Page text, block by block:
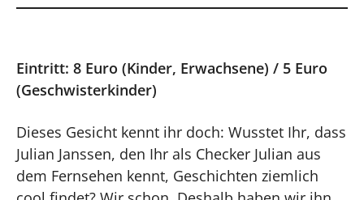
Eintritt: 8 Euro (Kinder, Erwachsene) / 5 Euro
(Geschwisterkinder)
Dieses Gesicht kennt ihr doch: Wusstet Ihr, dass
Julian Janssen, den Ihr als Checker Julian aus
dem Fernsehen kennt, Geschichten ziemlich